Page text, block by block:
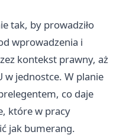
tak, by prowadziło
wprowadzenia i
kontekst prawny, aż
w jednostce. W planie
co daje
które w pracy
jak bumerang.